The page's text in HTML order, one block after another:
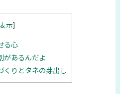
示]
る心
があるんだよ
くりとタネの芽出し